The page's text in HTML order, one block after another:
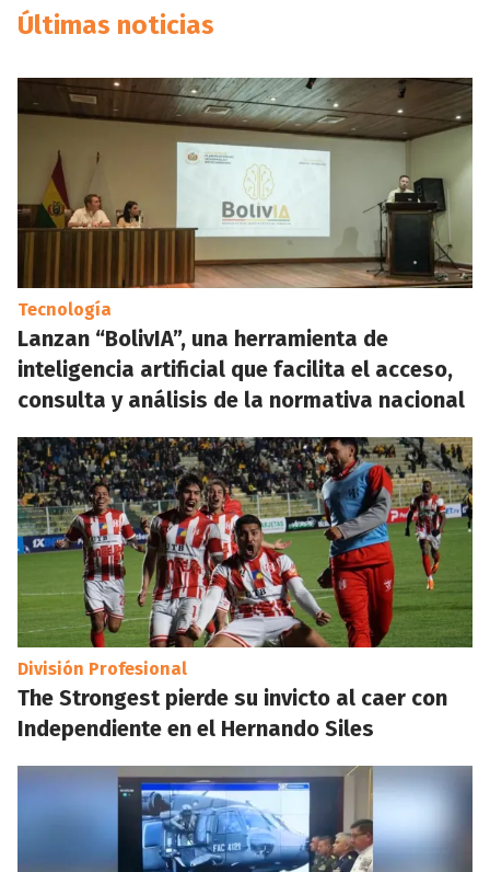
Últimas noticias
Tecnología
Lanzan “BolivIA”, una herramienta de
inteligencia artificial que facilita el acceso,
consulta y análisis de la normativa nacional
División Profesional
The Strongest pierde su invicto al caer con
Independiente en el Hernando Siles